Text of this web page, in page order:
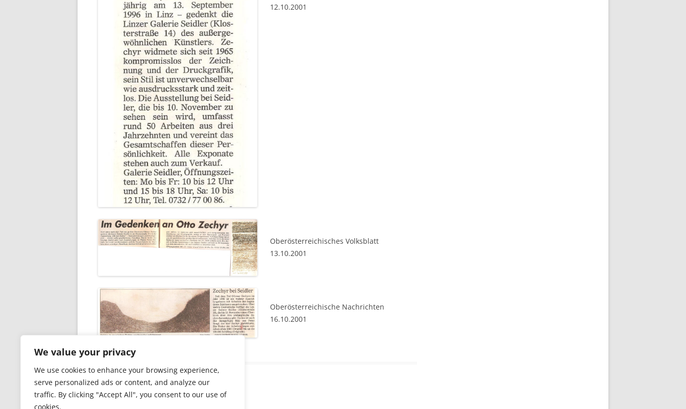
We value your privacy
We use cookies to enhance your browsing experience,
serve personalized ads or content, and analyze our
traffic. By clicking "Accept All", you consent to our use of
cookies.
12.10.2001
Oberösterreichisches Volksblatt
13.10.2001
Oberösterreichische Nachrichten
16.10.2001